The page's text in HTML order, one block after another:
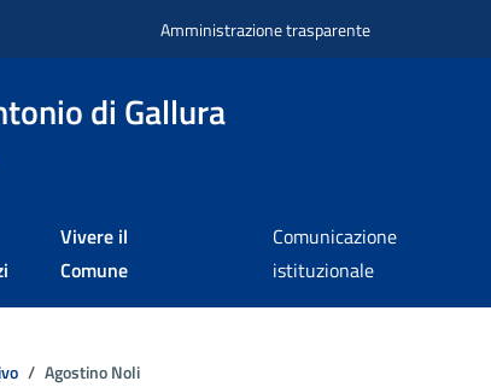
Amministrazione trasparente
di Gallura
Vivere il
Comune
Comunicazione
istituzionale
Agostino Noli